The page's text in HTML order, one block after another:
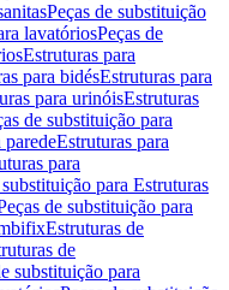
Peças de substituição
lavatóriosPeças de
Estruturas para
para bidésEstruturas para
para urinóisEstruturas
de substituição para
paredeEstruturas para
para
substituição para Estruturas
de substituição para
Estruturas de
de
substituição para